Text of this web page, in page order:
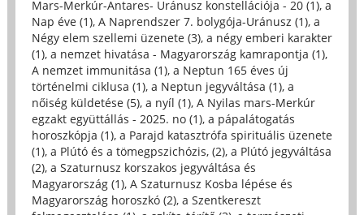
Mars-Merkúr-Antares- Uránusz konstellációja - 20 (1), a
Nap éve (1), A Naprendszer 7. bolygója-Uránusz (1), a
Négy elem szellemi üzenete (3), a négy emberi karakter
(1), a nemzet hivatása - Magyarország kamrapontja (1),
A nemzet immunitása (1), a Neptun 165 éves új
történelmi ciklusa (1), a Neptun jegyváltása (1), a
nőiség küldetése (5), a nyíl (1), A Nyilas mars-Merkúr
egzakt együttállás - 2025. no (1), a pápalátogatás
horoszkópja (1), a Parajd katasztrófa spirituális üzenete
(1), a Plútó és a tömegpszichózis, (2), a Plútó jegyváltása
(2), a Szaturnusz korszakos jegyváltása és
Magyarország (1), A Szaturnusz Kosba lépése és
Magyarország horoszkó (2), a Szentkereszt